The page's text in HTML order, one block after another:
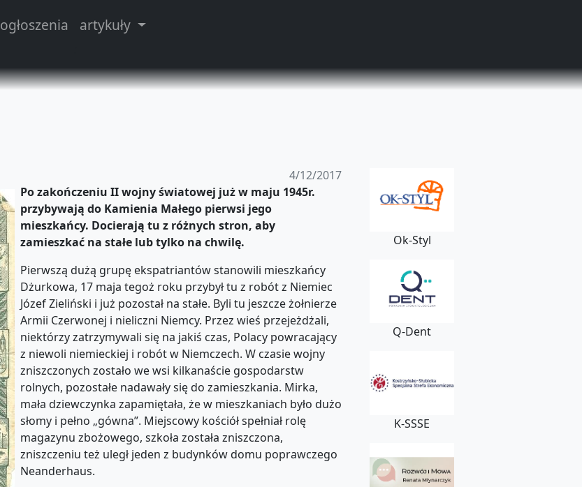
ogłoszenia artykuły
4/12/2017
Po zakończeniu II wojny światowej już w maju 1945r.
przybywają do Kamienia Małego pierwsi jego
mieszkańcy. Docierają tu z różnych stron, aby
zamieszkać na stałe lub tylko na chwilę.
Pierwszą dużą grupę ekspatriantów stanowili mieszkańcy
Dżurkowa, 17 maja tegoż roku przybył tu z robót z Niemiec
Józef Zieliński i już pozostał na stałe. Byli tu jeszcze żołnierze
Armii Czerwonej i nieliczni Niemcy. Przez wieś przejeżdżali,
niektórzy zatrzymywali się na jakiś czas, Polacy powracający
z niewoli niemieckiej i robót w Niemczech. W czasie wojny
zniszczonych zostało we wsi kilkanaście gospodarstw
rolnych, pozostałe nadawały się do zamieszkania. Mirka,
mała dziewczynka zapamiętała, że w mieszkaniach było dużo
słomy i pełno „gówna”. Miejscowy kościół spełniał rolę
magazynu zbożowego, szkoła została zniszczona,
zniszczeniu też uległ jeden z budynków domu poprawczego
Neanderhaus.
Ok-Styl
Q-Dent
K-SSSE